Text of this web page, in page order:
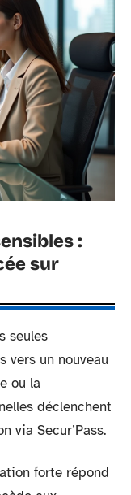
:
sur
seules
vers un nouveau
ou la
déclenchent
via Secur’Pass.
forte répond